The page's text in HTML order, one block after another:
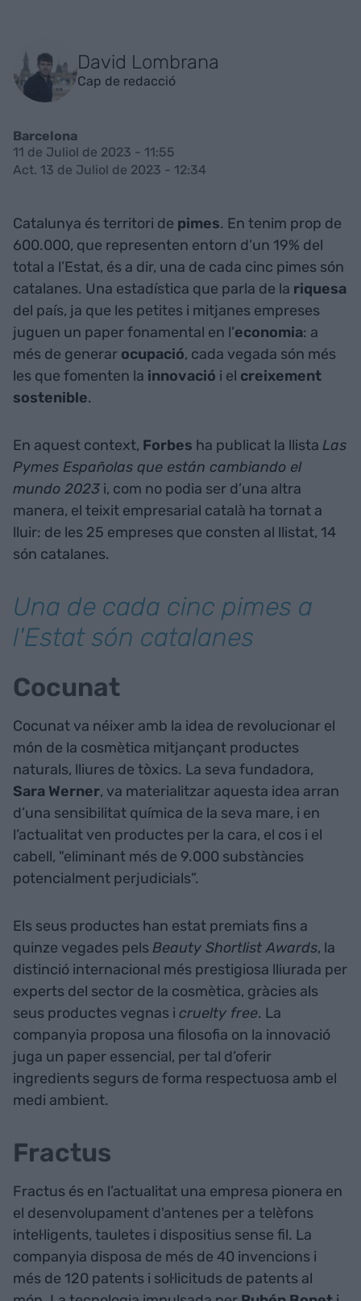
David Lombrana
Cap de redacció
Barcelona
11 de Juliol de 2023 - 11:55
Act. 13 de Juliol de 2023 - 12:34
Catalunya és territori de pimes. En tenim prop de
600.000, que representen entorn d’un 19% del
total a l’Estat, és a dir, una de cada cinc pimes són
catalanes. Una estadística que parla de la riquesa
del país, ja que les petites i mitjanes empreses
juguen un paper fonamental en l’economia: a
més de generar ocupació, cada vegada són més
les que fomenten la innovació i el creixement
sostenible.
En aquest context, Forbes ha publicat la llista Las
Pymes Españolas que están cambiando el
mundo 2023 i, com no podia ser d’una altra
manera, el teixit empresarial català ha tornat a
lluir: de les 25 empreses que consten al llistat, 14
són catalanes.
Una de cada cinc pimes a
l'Estat són catalanes
Cocunat
Cocunat va néixer amb la idea de revolucionar el
món de la cosmètica mitjançant productes
naturals, lliures de tòxics. La seva fundadora,
Sara Werner, va materialitzar aquesta idea arran
d’una sensibilitat química de la seva mare, i en
l’actualitat ven productes per la cara, el cos i el
cabell, "eliminant més de 9.000 substàncies
potencialment perjudicials”.
Els seus productes han estat premiats fins a
quinze vegades pelsBeauty Shortlist Awards, la
distinció internacional més prestigiosa lliurada per
experts del sector de la cosmètica, gràcies als
seus productes vegnas i cruelty free. La
companyia proposa una filosofia on la innovació
juga un paper essencial, per tal d’oferir
ingredients segurs de forma respectuosa amb el
medi ambient.
Fractus
Fractus és en l’actualitat una empresa pionera en
el desenvolupament d'antenes per a telèfons
intel·ligents, tauletes i dispositius sense fil. La
companyia disposa de més de 40 invencions i
més de 120 patents i sol·licituds de patents al